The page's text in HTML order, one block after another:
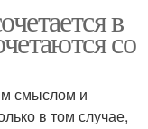
в
со
смыслом и
в том случае,